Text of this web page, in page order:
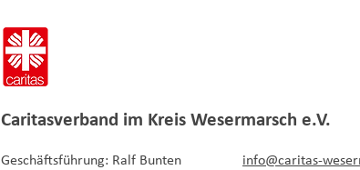
Caritasverband im Kreis Wesermarsch e.V.
Geschäftsführung: Ralf Bunten info@caritas-